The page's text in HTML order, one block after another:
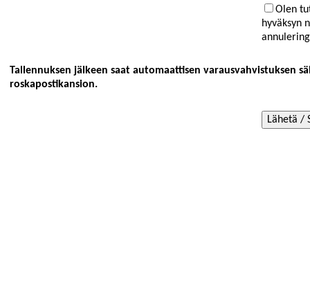
Olen
hyväksyn
Tallennuksen jälkeen saat automaattisen varausvahvistuksen
roskapostikansion.